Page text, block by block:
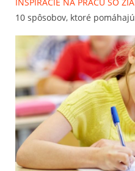
10 spôsobov, ktoré